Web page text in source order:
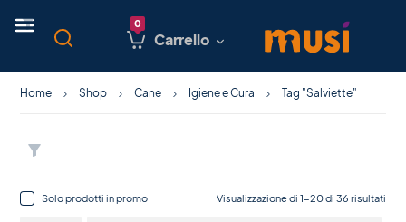
Carrello
Home Shop Cane Igiene e Cura Tag "Salviette"
Solo prodotti in promo Visualizzazione di 1-20 di 36 risultati